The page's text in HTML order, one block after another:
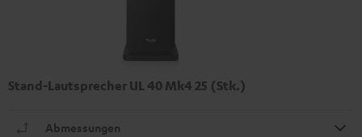
Stand-Lautsprecher UL 40 Mk4 25 (Stk.)
Abmessungen